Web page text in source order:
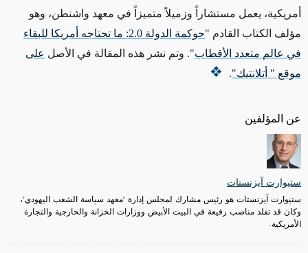
عن المؤلفين
ستيوارت آيزنستات
ستيوارت آيزنستات هو رئيس مشارك لمجلس إدارة "معهد سياسة الشعب اليهودي"،
وكان قد تقلد مناصب رفيعة في البيت الأبيض ووزارات الخزانة والخارجية والتجارة
الأمريكية.
أمريكية، يعمل مستشاراً وزميلاً متميزاً في معهد واشنطن، وهو
مؤلف الكتاب القادم "
حوكمة الدولة 2.0: ما تحتاجه أمريكا للبقاء
في عالم متعدد الأقطاب". وتم نشر هذه المقالة في الأصل على
موقع " أتلانتيك".